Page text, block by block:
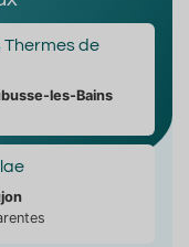
de
les-Bains